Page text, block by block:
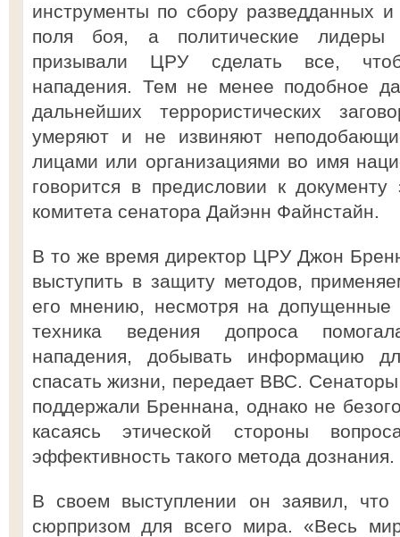
инструменты по сбору разведданных
поля боя, а политические
призывали ЦРУ сделать все,
нападения. Тем не менее подобное
дальнейших террористических
умеряют и не извиняют
лицами или организациями во имя
говорится в предисловии к
комитета сенатора Дайэнн Файнстайн.
В то же время директор ЦРУ Джон
выступить в защиту методов,
его мнению, несмотря на допущенные
техника ведения допроса
нападения, добывать информацию
спасать жизни, передает ВВС.
поддержали Бреннана, однако не
касаясь этической стороны
эффективность такого метода дознания.
В своем выступлении он заявил,
сюрпризом для всего мира. «Весь